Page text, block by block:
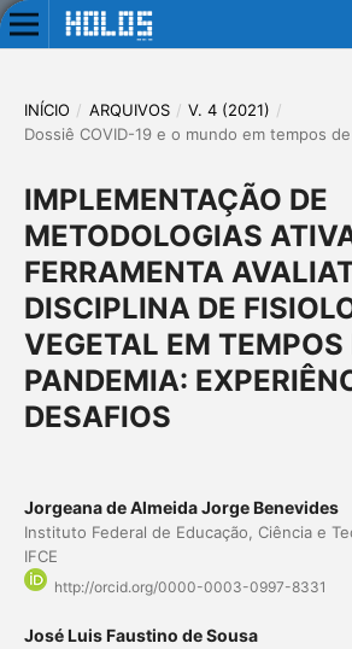
INÍCIO / ARQUIVOS / V. 4 (2021) /
Dossiê COVID-19 e o mundo em tempos
IMPLEMENTAÇÃO DE
METODOLOGIAS
FERRAMENTA
DISCIPLINA DE
VEGETAL EM TEMPOS
PANDEMIA:
DESAFIOS
Jorgeana de Almeida Jorge Benevides
Instituto Federal de Educação, Ciência e
IFCE
http://orcid.org/0000-0003-0997-8331
José Luis Faustino de Sousa